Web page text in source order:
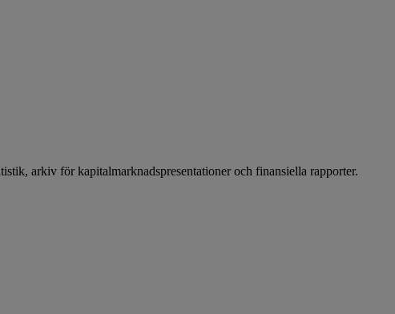
arkiv för kapitalmarknadspresentationer och finansiella rapporter.